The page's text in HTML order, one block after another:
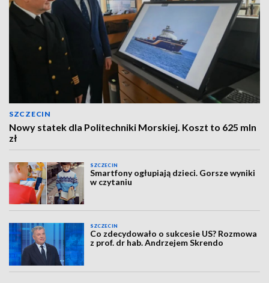
SZCZECIN
Nowy statek dla Politechniki Morskiej. Koszt to 625 mln
zł
SZCZECIN
Smartfony ogłupiają dzieci. Gorsze wyniki
w czytaniu
SZCZECIN
Co zdecydowało o sukcesie US? Rozmowa
z prof. dr hab. Andrzejem Skrendo